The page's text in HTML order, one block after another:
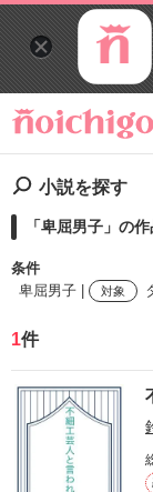
小説を探す
「卑屈男子」の
条件
卑屈男子 |
対象
検索ワード
1件